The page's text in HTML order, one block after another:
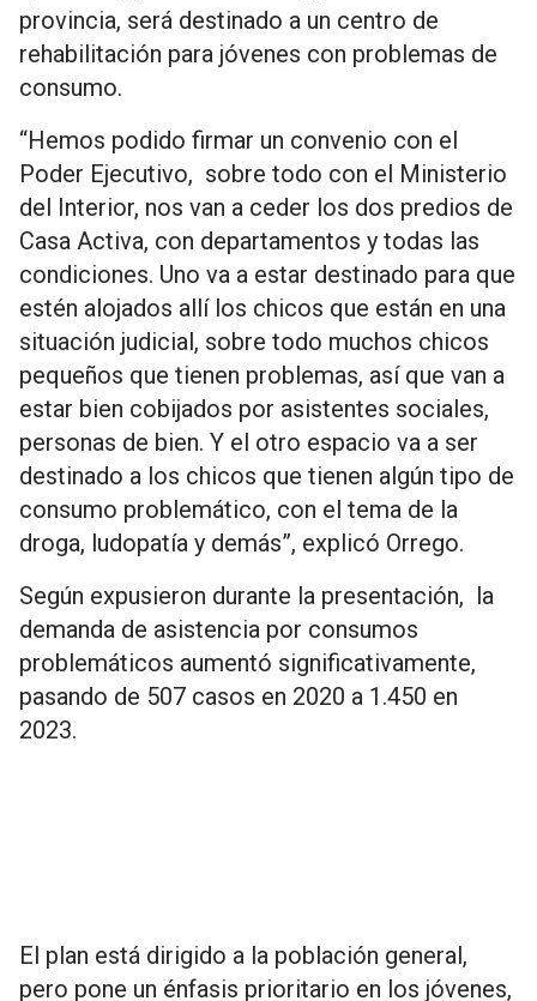
provincia, será destinado a un centro de
rehabilitación para jóvenes con problemas de
consumo.
“Hemos podido firmar un convenio con el
Poder Ejecutivo, sobre todo con el Ministerio
del Interior, nos van a ceder los dos predios de
Casa Activa, con departamentos y todas las
condiciones. Uno va a estar destinado para que
estén alojados allí los chicos que están en una
situación judicial, sobre todo muchos chicos
pequeños que tienen problemas, así que van a
estar bien cobijados por asistentes sociales,
personas de bien. Y el otro espacio va a ser
destinado a los chicos que tienen algún tipo de
consumo problemático, con el tema de la
droga, ludopatía y demás”, explicó Orrego.
Según expusieron durante la presentación, la
demanda de asistencia por consumos
problemáticos aumentó significativamente,
pasando de 507 casos en 2020 a 1.450 en
2023.
El plan está dirigido a la población general,
pero pone un énfasis prioritario en los jóvenes,